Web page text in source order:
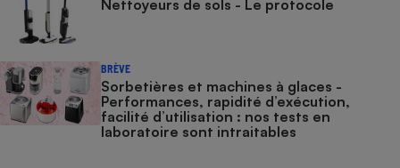
Nettoyeurs de sols - Le protocole
BRÈVE
Sorbetières et machines à glaces​​​​​​ -
Performances, rapidité d’exécution,
facilité d’utilisation : nos tests en
laboratoire sont intraitables